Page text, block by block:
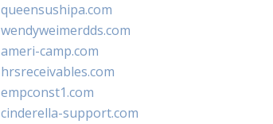
queensushipa.com
wendyweimerdds.com
ameri-camp.com
hrsreceivables.com
empconst1.com
cinderella-support.com